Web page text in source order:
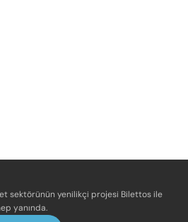
sektörünün yenilikçi projesi Bilettos ile
yanında.